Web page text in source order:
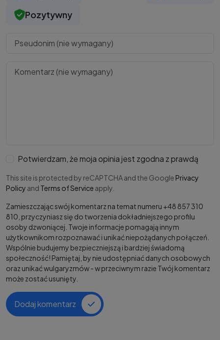
Pozytywny
Potwierdzam, że moja opinia jest zgodna z prawdą
This site is protected by reCAPTCHA and the Google Privacy
Policy and Terms of Service apply.
Zamieszczając swój komentarz na temat numeru +48 857 310
810, przyczyniasz się do tworzenia dokładniejszego profilu
osoby dzwoniącej. Twoje informacje pomagają innym
użytkownikom rozpoznawać i unikać niepożądanych połączeń.
Wspólnie budujemy bezpieczniejszą i bardziej świadomą
społeczność! Pamiętaj, by nie udostępniać danych osobowych
oraz unikać wulgaryzmów - w przeciwnym razie Twój komentarz
może zostać usunięty.
Dodaj komentarz